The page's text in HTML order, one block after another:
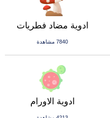
ادوية مضاد فطريات
7840 مشاهدة
ادوية الاورام